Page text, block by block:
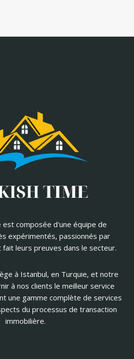
composée d'une équipe de
expérimentés, passionnés par
leurs preuves dans le secteur.
à Istanbul, en Turquie, et notre
à nos clients le meilleur service
une gamme complète de services
du processus de transaction
immobilière.